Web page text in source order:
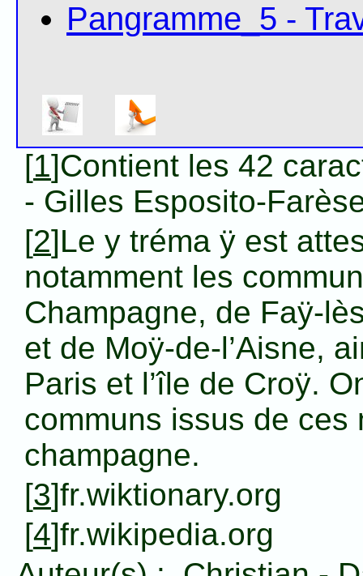
Pangramme_5 -
[1]Contient les 42
- Gilles Esposito-
[2]Le y tréma ÿ est
notamment les
Champagne, de Faÿ-
et de Moÿ-de-l’Aisne,
Paris et l’île de Croÿ.
communs issus de ces
champagne.
[3]fr.wiktionary.org
[4]fr.wikipedia.org